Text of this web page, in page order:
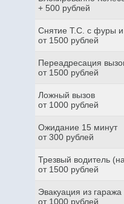
+ 500 рублей
Снятие Т.С. с фуры и
от 1500 рублей
Переадресация
от 1500 рублей
Ложный вызов
от 1000 рублей
Ожидание 15 минут
от 300 рублей
Трезвый водитель
от 1500 рублей
Эвакуация из гаража
от 1000 рублей